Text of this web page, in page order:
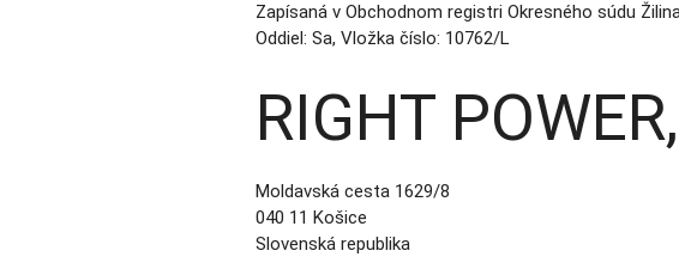
Zapísaná v Obchodnom registri Okresného súdu
Oddiel: Sa, Vložka číslo: 10762/L
RIGHT
Moldavská cesta 1629/8
040 11 Košice
Slovenská republika